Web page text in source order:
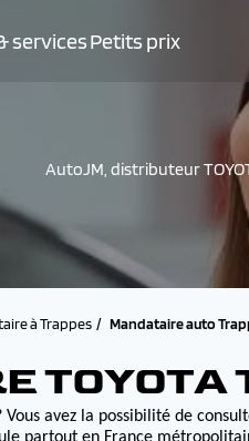
servicesPetits prix
AutoJM, distributeur
à Trappes Mandataire auto
TOYOTA
Vous avez la possibilité de